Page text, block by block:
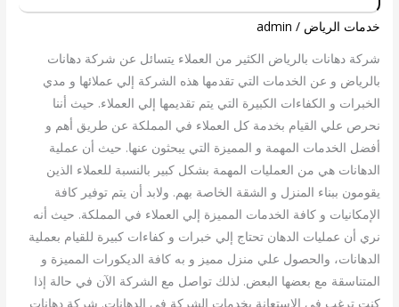
خدمات الرياض /
admin
شركة دهانات بالرياض الكثير من العملاء يتسائل عن شركة دهانات
بالرياض و عن الخدمات التي تقدمها هذه الشركة إلي عملائها و مدي
الخبرات و الكفاءات الكبيرة التي يتم تقديمها إلي العملاء. حيث أننا
نحرص علي القيام بخدمة كل العملاء في المملكة عن طريق أهم و
أفضل الخدمات المهمة و المميزة التي يبحثون عنها. حيث أن عملية
الدهانات هي من العمليات المهمة بشكل كبير بالنسبة للعملاء الذين
يقومون ببناء المنزل و الشقة الخاصة بهم. ولابد أن يتم توفير كافة
الإمكانيات و كافة الخدمات المميزة إلي العملاء في المملكة. حيث أنه
نري أن عمليات الدهان تحتاج إلي خبرات و كفاءات كبيرة للقيام بعملية
الدهانات، والحصول علي منزل مميز و به كافة الديكورات المميزة و
المتناسقة مع بعضها البعض. لذلك تواصل مع الشركة الآن في حالة إذا
كنت ترغب في الإستعانة بخدمات الشركة في الدهانات. شركة دهانات
عمالة
متخصصة